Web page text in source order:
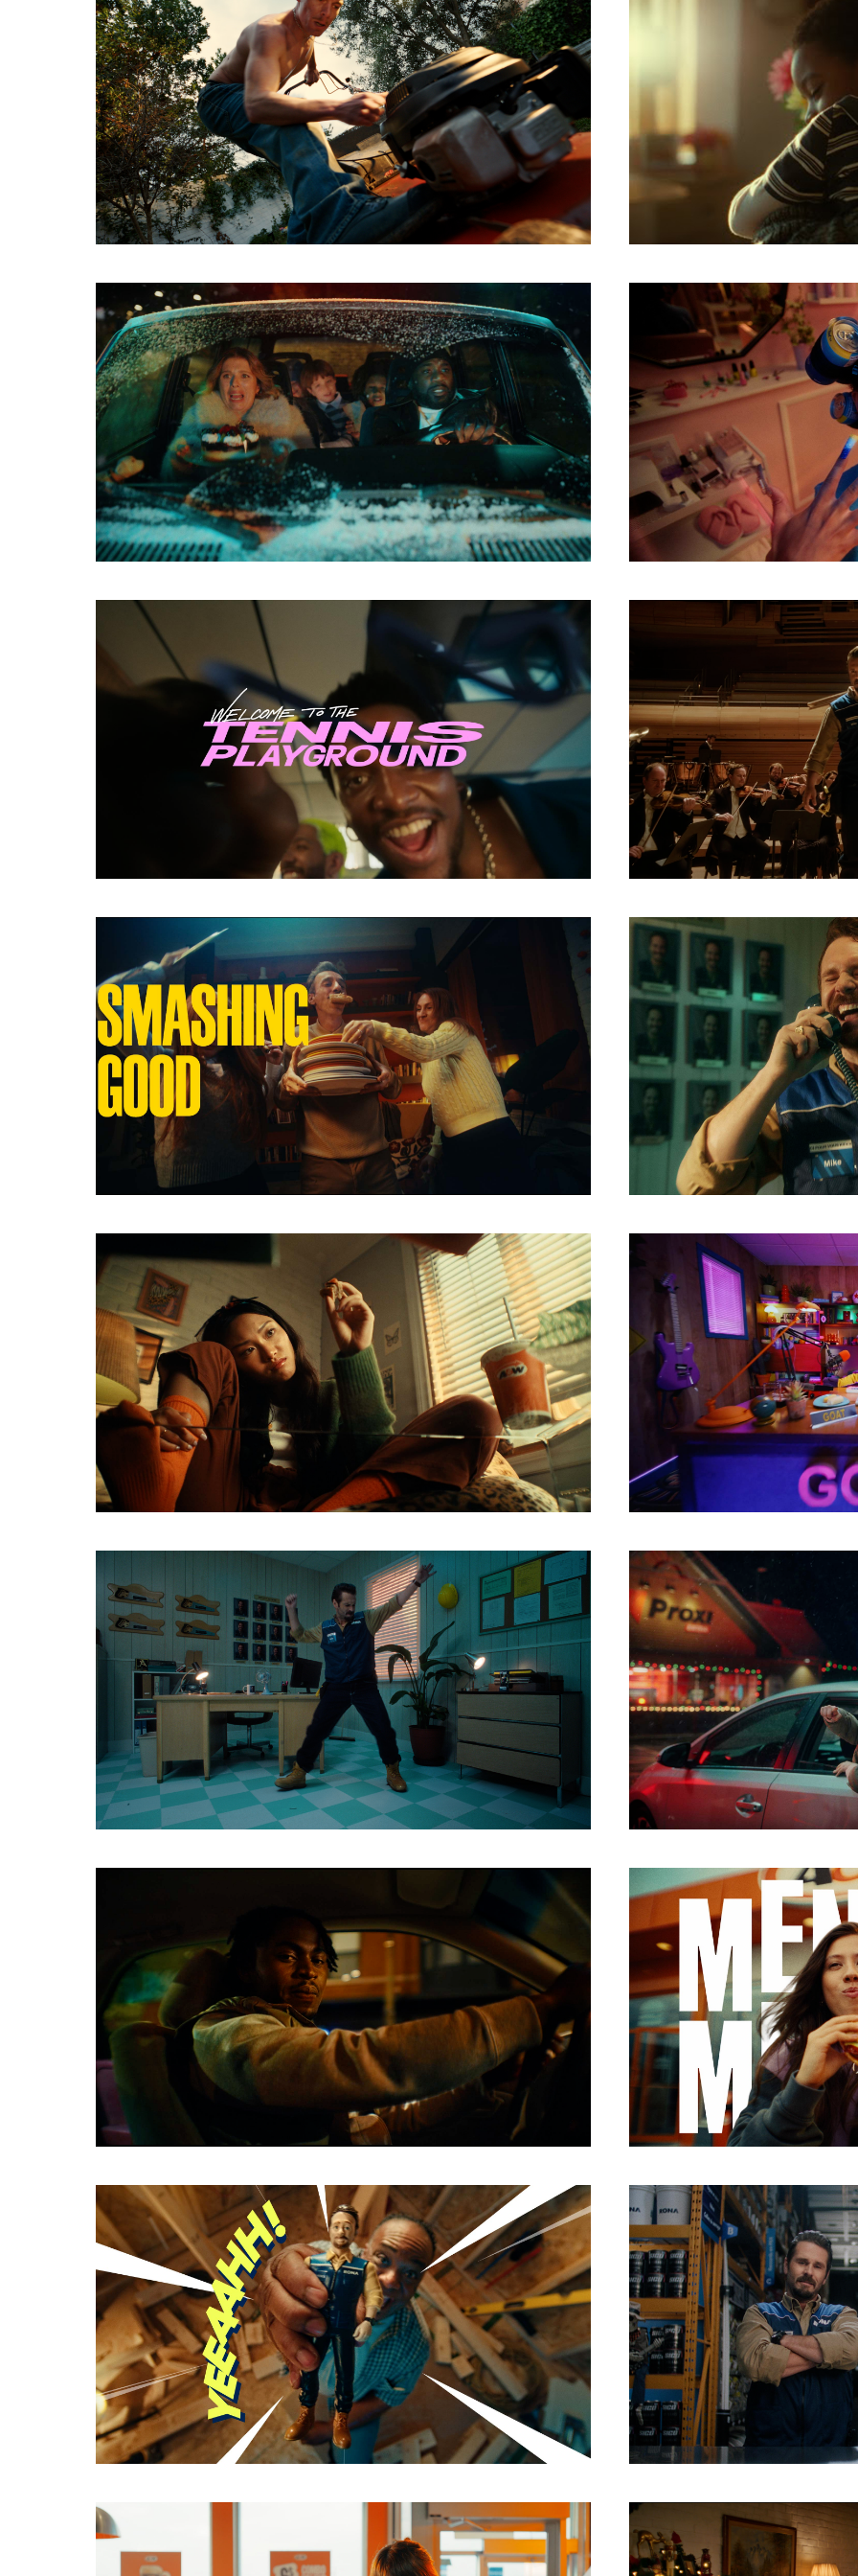
HTTPS://CINELANDE.COM/FR/?
P=6290
Share
HTTPS://CINELANDE.COM/
P=6295
Share
HTTPS://CINELANDE.COM/FR/?
P=5937
Share
HTTPS://CINELANDE.COM/
P=5708
Share
HTTPS://CINELANDE.COM/FR/?
HTTPS://CINELANDE.COM/
P=5767
Share
HTTPS://CINELANDE.COM/FR/?
P=5864
HTTPS://CINELANDE.COM/
P=5539
Share
HTTPS://CINELANDE.COM/FR/?
P=4536
Share
HTTPS://CINELANDE.COM/
P=6048
Share
Liste
lecture
HTTPS://CINELANDE.COM/FR/?
P=5958
Share
HTTPS://CINELANDE.COM/
P=5903
Share
HTTPS://CINELANDE.COM/FR/?
P=5458
Share
HTTPS://CINELANDE.COM/
P=5190
Share
HTTPS://CINELANDE.COM/FR/?
P=5892
Share
HTTPS://CINELANDE.COM/
P=5809
Share